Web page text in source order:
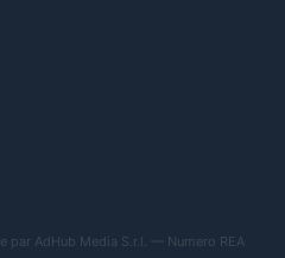
par AdHub Media S.r.l. — Numero REA